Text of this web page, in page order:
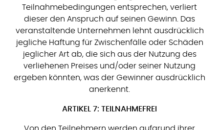
Teilnahmebedingungen entsprechen, verliert
dieser den Anspruch auf seinen Gewinn. Das
veranstaltende Unternehmen lehnt ausdrücklich
jegliche Haftung für Zwischenfälle oder Schäden
jeglicher Art ab, die sich aus der Nutzung des
verliehenen Preises und/oder seiner Nutzung
ergeben könnten, was der Gewinner ausdrücklich
anerkennt.
ARTIKEL 7: TEILNAHMEFREI